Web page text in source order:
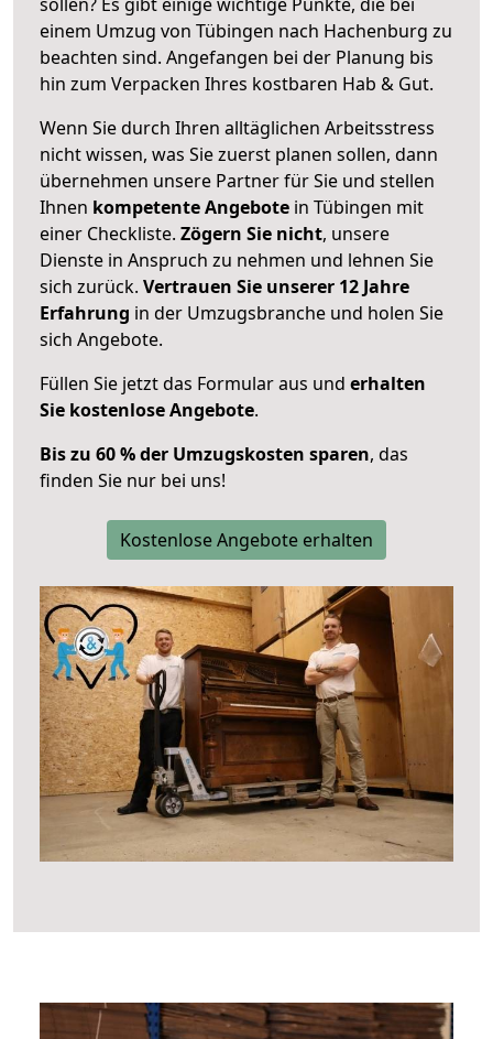
einem Umzug von Tübingen nach Hachenburg zu
beachten sind. Angefangen bei der Planung bis
hin zum Verpacken Ihres kostbaren Hab & Gut.
Wenn Sie durch Ihren alltäglichen Arbeitsstress
nicht wissen, was Sie zuerst planen sollen, dann
übernehmen unsere Partner für Sie und stellen
Ihnen kompetente Angebote in Tübingen mit
einer Checkliste. Zögern Sie nicht, unsere
Dienste in Anspruch zu nehmen und lehnen Sie
sich zurück. Vertrauen Sie unserer 12 Jahre
Erfahrung in der Umzugsbranche und holen Sie
sich Angebote.
Füllen Sie jetzt das Formular aus und erhalten
Sie kostenlose Angebote.
Bis zu 60 % der Umzugskosten sparen, das
finden Sie nur bei uns!
Kostenlose Angebote erhalten